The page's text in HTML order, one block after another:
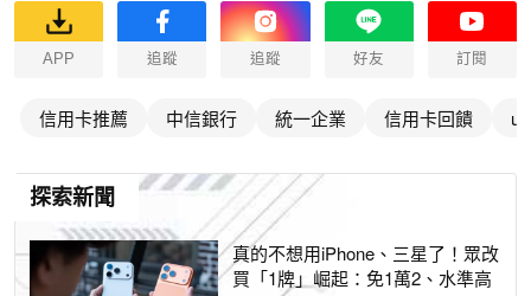
APP 追蹤 追蹤 好友 訂閱
信用卡推薦 中信銀行 統一企業 信用卡回饋
探索新聞
真的不想用iPhone、三星了！眾改
買「1牌」崛起：免1萬2、水準高